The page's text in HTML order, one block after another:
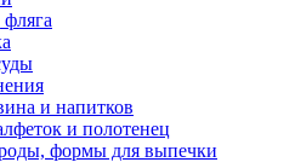
и напитков
и полотенец
формы для выпечки